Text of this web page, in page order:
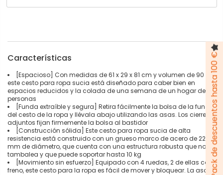
Características
[Espacioso] Con medidas de 61 x 29 x 81 cm y volumen de 90 L,
este cesto para ropa sucia está diseñado para caber bien en
espacios reducidos y la colada de una semana de un hogar de 2
personas
[Funda extraíble y segura] Retira fácilmente la bolsa de la funda
del cesto de la ropa y llévala abajo utilizando las asas. Los cierres
adjuntos fijan firmemente la bolsa al bastidor
[Construcción sólida] Este cesto para ropa sucia de alta
resistencia está construido con un grueso marco de acero de 22
mm de diámetro, que cuenta con una estructura robusta que no se
tambalea y que puede soportar hasta 10 kg
[Movimiento sin esfuerzo] Equipado con 4 ruedas, 2 de ellas con
freno, este cesto para la ropa es fácil de mover y bloquear. La asa
Pack de descuentos hasta 100 €